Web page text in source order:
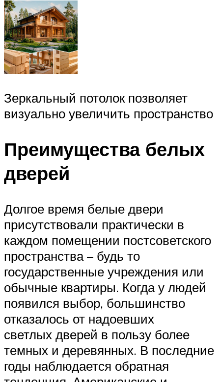
Зеркальный потолок позволяет
визуально увеличить пространство
Преимущества белых
дверей
Долгое время белые двери
присутствовали практически в
каждом помещении постсоветского
пространства – будь то
государственные учреждения или
обычные квартиры. Когда у людей
появился выбор, большинство
отказалось от надоевших
светлых дверей в пользу более
темных и деревянных. В последние
годы наблюдается обратная